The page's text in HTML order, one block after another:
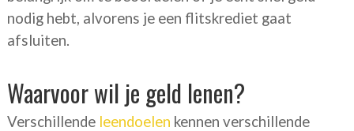
nodig hebt, alvorens je een flitskrediet gaat
afsluiten.
Waarvoor wil je geld lenen?
Verschillende leendoelen kennen verschillende